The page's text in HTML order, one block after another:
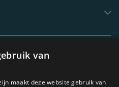
van
maakt deze website gebruik van